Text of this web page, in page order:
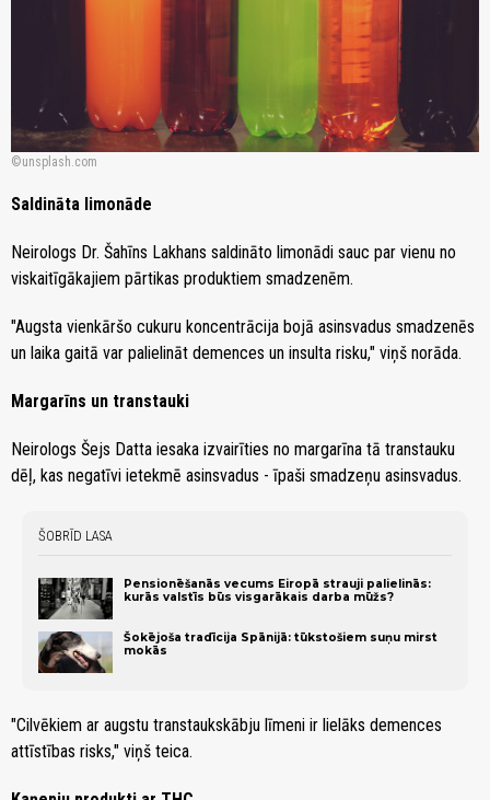
unsplash.com
Saldināta limonāde
Neirologs Dr. Šahīns Lakhans saldināto limonādi sauc par vienu no
viskaitīgākajiem pārtikas produktiem smadzenēm.
"Augsta vienkāršo cukuru koncentrācija bojā asinsvadus smadzenēs
un laika gaitā var palielināt demences un insulta risku," viņš norāda.
Margarīns un transtauki
Neirologs Šejs Datta iesaka izvairīties no margarīna tā transtauku
dēļ, kas negatīvi ietekmē asinsvadus - īpaši smadzeņu asinsvadus.
ŠOBRĪD LASA
Pensionēšanās vecums Eiropā strauji palielinās:
kurās valstīs būs visgarākais darba mūžs?
Šokējoša tradīcija Spānijā: tūkstošiem suņu mirst
mokās
"Cilvēkiem ar augstu transtaukskābju līmeni ir lielāks demences
attīstības risks," viņš teica.